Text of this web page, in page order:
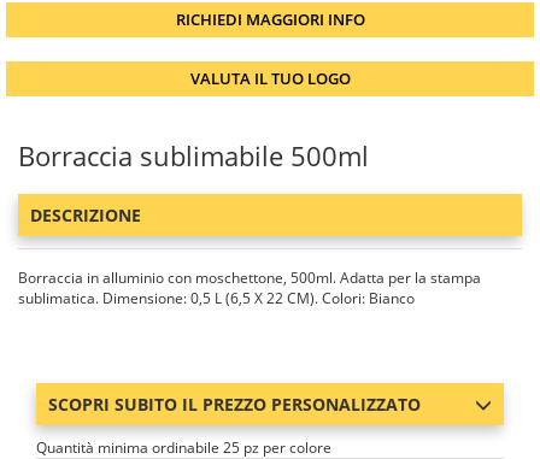
RICHIEDI MAGGIORI INFO
VALUTA IL TUO LOGO
Borraccia sublimabile 500ml
DESCRIZIONE
Borraccia in alluminio con moschettone, 500ml. Adatta per la stampa
sublimatica. Dimensione: 0,5 L (6,5 X 22 CM). Colori: Bianco
SCOPRI SUBITO IL PREZZO PERSONALIZZATO
Quantità minima ordinabile 25 pz per colore